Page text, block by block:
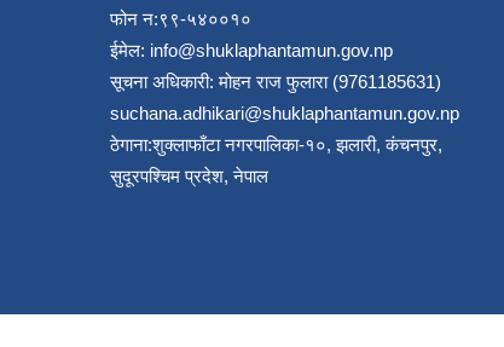
फोन न:९९-५४००१०
ईमेल: info@shuklaphantamun.gov.np
सूचना अधिकारी: मोहन राज फुलारा (9761185631)
suchana.adhikari@shuklaphantamun.gov.np
ठेगाना:शुक्लाफाँटा नगरपालिका-१०, झलारी, कंचनपुर,
सुदूरपश्चिम प्रदेश, नेपाल